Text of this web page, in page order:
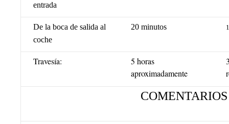
entrada
De la boca de salida al
coche
20 minutos
Travesía:
5 horas
aproximadamente
COMENTARIOS